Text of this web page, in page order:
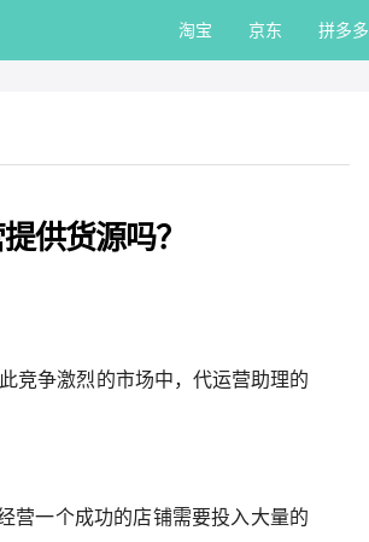
淘宝 京东 拼多多
供货源吗？
竞争激烈的市场中，代运营助理的
营一个成功的店铺需要投入大量的